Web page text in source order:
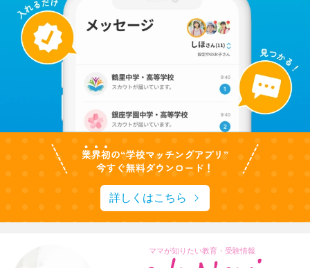
詳しくはこちら
ママが知りたい教育・受験情報